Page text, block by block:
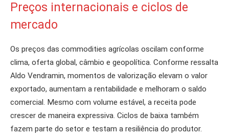
Preços internacionais e ciclos de
mercado
Os preços das commodities agrícolas oscilam conforme
clima, oferta global, câmbio e geopolítica. Conforme ressalta
Aldo Vendramin, momentos de valorização elevam o valor
exportado, aumentam a rentabilidade e melhoram o saldo
comercial. Mesmo com volume estável, a receita pode
crescer de maneira expressiva. Ciclos de baixa também
fazem parte do setor e testam a resiliência do produtor.